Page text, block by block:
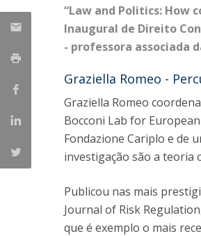
“Law and Politics:
Inaugural de Direito
- professora associada
Graziella Romeo -
Graziella Romeo
Bocconi Lab for
Fondazione Cariplo e de
investigação são a teoria
Publicou nas mais
Journal of Risk
que é exemplo o mais